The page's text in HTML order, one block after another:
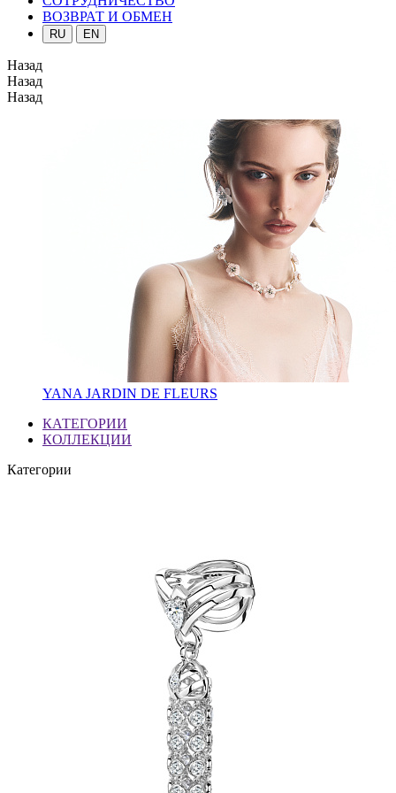
ВОЗВРАТ И ОБМЕН
RU EN
Назад
Назад
Назад
YANA JARDIN DE FLEURS
КАТЕГОРИИ
КОЛЛЕКЦИИ
Категории